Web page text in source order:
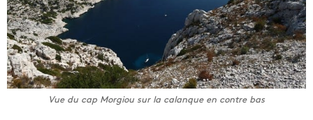
Vue du cap Morgiou sur la calanque en contre bas